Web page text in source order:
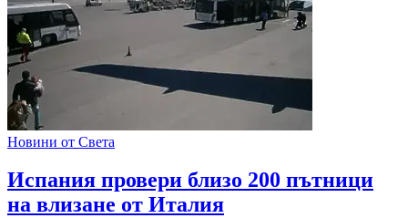
Новини от Света
Испания провери близо 200 пътници
на влизане от Италия